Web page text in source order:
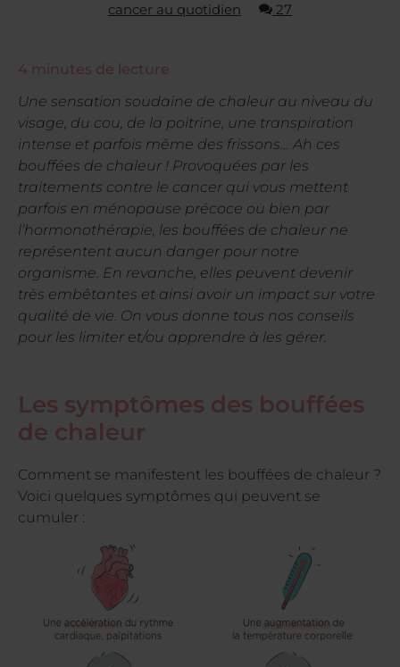
cancer au quotidien
27
4 minutes de lecture
Une sensation soudaine de chaleur au niveau du
visage, du cou, de la poitrine, une transpiration
intense et parfois même des frissons… Ah ces
bouffées de chaleur ! Provoquées par les
traitements contre le cancer qui vous mettent
parfois en ménopause précoce ou bien par
l’hormonothérapie, les bouffées de chaleur ne
représentent aucun danger pour notre
organisme. En revanche, elles peuvent devenir
très embêtantes et ainsi avoir un impact sur votre
qualité de vie. On vous donne tous nos conseils
pour les limiter et/ou apprendre à les gérer.
Les symptômes des bouffées
de chaleur
Comment se manifestent les bouffées de chaleur ?
Voici quelques symptômes qui peuvent se
cumuler :